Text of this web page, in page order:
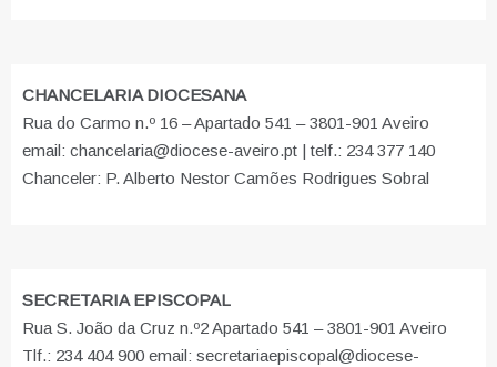
CHANCELARIA DIOCESANA
Rua do Carmo n.º 16 – Apartado 541 – 3801-901 Aveiro
email: chancelaria@diocese-aveiro.pt | telf.: 234 377 140
Chanceler: P. Alberto Nestor Camões Rodrigues Sobral
SECRETARIA EPISCOPAL
Rua S. João da Cruz n.º2 Apartado 541 – 3801-901 Aveiro
Tlf.: 234 404 900 email: secretariaepiscopal@diocese-